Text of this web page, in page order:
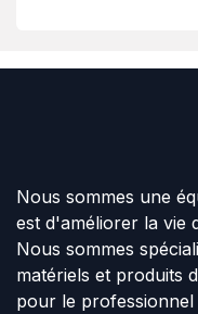
Nous sommes une
est d'améliorer la vie
Nous sommes
matériels et produits
pour le professionnel